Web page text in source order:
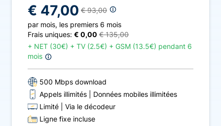
€ 47,00 € 93,00
par mois, les premiers 6 mois
Frais uniques: € 0,00 € 135,00
+ NET (30€) + TV (2.5€) + GSM (13.5€) pendant 6
mois
500 Mbps download
Appels illimités
Données mobiles illimitées
Limité
Via le décodeur
Ligne fixe incluse